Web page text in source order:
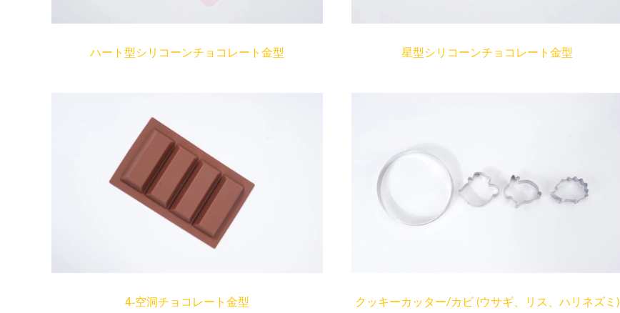
ハート型シリコーンチョコレート金型 星型シリコーンチョコレート金型
4-空洞チョコレート金型 クッキーカッター/カビ (ウサギ、リス、ハリネズミ)